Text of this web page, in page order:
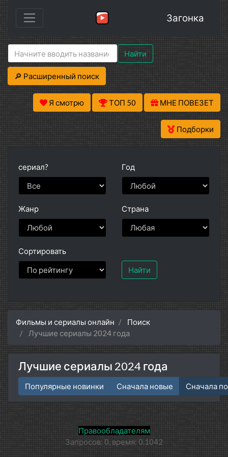
Загонка
Найти
🔎 Расширенный поиск
Я смотрю ТОП 50 МНЕ ПОВЕЗЕТ
Подборки
сериал? Год
Жанр Страна
Сортировать
Найти
Фильмы и сериалы онлайн
Поиск
Лучшие сериалы 2024 года
Лучшие сериалы 2024 года
Популярные новинки Сначала новые Сначала
Правообладателям
Запросов: 0, время: 0.1042